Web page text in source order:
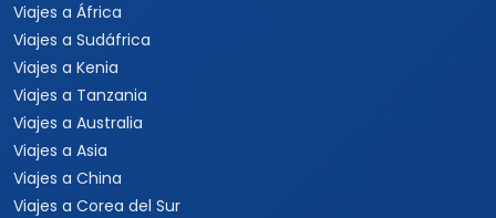
Viajes a África
Viajes a Sudáfrica
Viajes a Kenia
Viajes a Tanzania
Viajes a Australia
Viajes a Asia
Viajes a China
Viajes a Corea del Sur